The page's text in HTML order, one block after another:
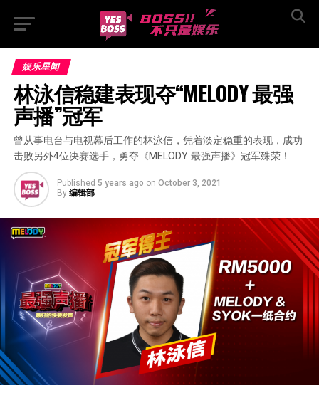
娱乐星闻
林泳信稳建表现夺“MELODY 最强
声播”冠军
曾从事电台与电视幕后工作的林泳信，凭着淡定稳重的表现，成功
击败另外4位决赛选手，勇夺《MELODY 最强声播》冠军殊荣！
Published 5 years ago on October 3, 2021
By 编辑部